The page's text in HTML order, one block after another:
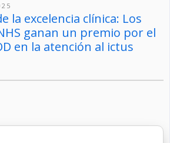
la excelencia clínica: Los
ganan un premio por el
en la atención al ictus